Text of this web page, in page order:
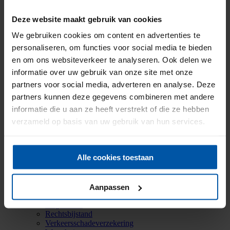
Deze website maakt gebruik van cookies
We gebruiken cookies om content en advertenties te
personaliseren, om functies voor social media te bieden
en om ons websiteverkeer te analyseren. Ook delen we
informatie over uw gebruik van onze site met onze
partners voor social media, adverteren en analyse. Deze
partners kunnen deze gegevens combineren met andere
informatie die u aan ze heeft verstrekt of die ze hebben
verzameld op basis van uw gebruik van hun services.
Alle cookies toestaan
Aanpassen
Menu Menu
Inschrijven voor de nieuwsbrief
Email*
Particuliere verzekeringen
Aansprakelijkheid
Auto
Inboedel
Kostbaarheden
Mobiele dekking
Rechtsbijstand
Verkeersschadeverzekering